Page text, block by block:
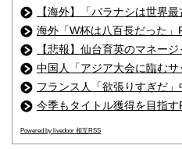
【海外】「バラナシは世界
海外「W杯は八百長だった」
【悲報】仙台育英のマネー
中国人「アジア大会に臨むサ
フランス人「欲張りすぎだ」
今季もタイトル獲得を目指す
Powered by livedoor 相互RSS